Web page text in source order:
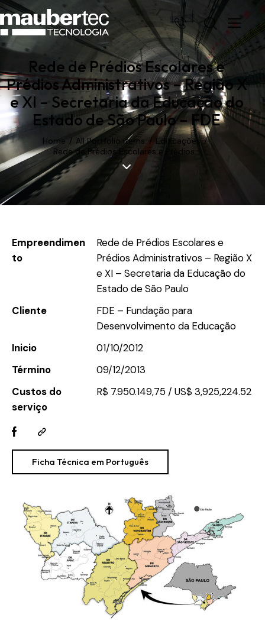
Rede de Prédios Escolares e
Prédios Administrativos – Região X
e XI – Secretaria da Educação do
Estado de São Paulo – FDE
Home All Portfolio items
Edificações
Rede de Prédios Escolares e Prédios...
Empreendimen
to
Rede de Prédios Escolares e
Prédios Administrativos – Região X
e XI – Secretaria da Educação do
Estado de São Paulo
Cliente
FDE – Fundação para
Desenvolvimento da Educação
Inicio
01/10/2012
Término
09/12/2013
Custos do
serviço
R$ 7.950.149,75 / US$ 3,925,224.52
Ficha Técnica em Português